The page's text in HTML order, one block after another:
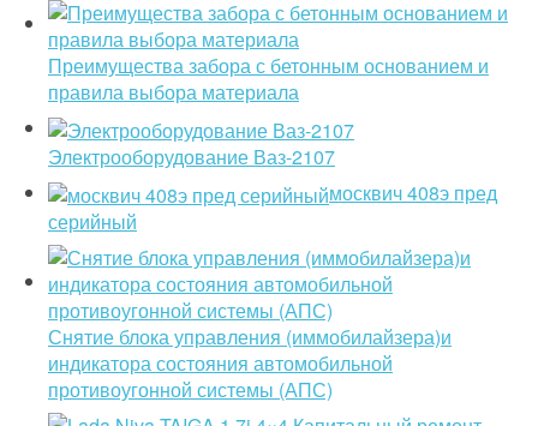
Преимущества забора с бетонным основанием и
правила выбора материала
Электрооборудование Ваз-2107
москвич 408э пред
серийный
Снятие блока управления (иммобилайзера)и
индикатора состояния автомобильной
противоугонной системы (АПС)